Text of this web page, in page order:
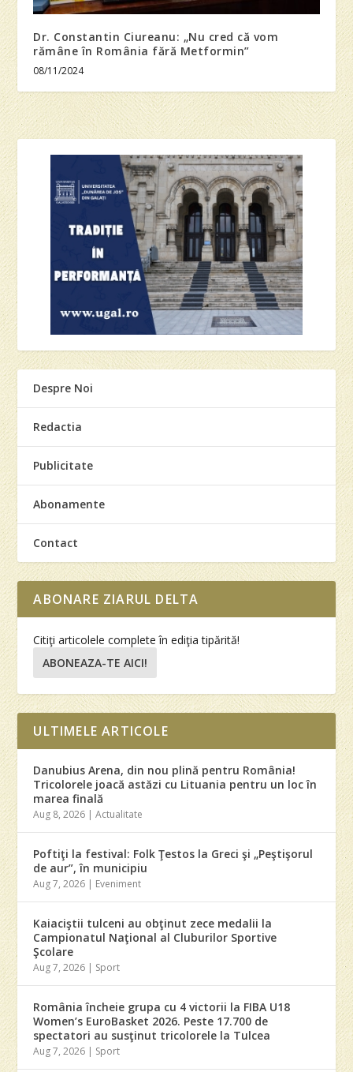
Dr. Constantin Ciureanu: „Nu cred că vom
rămâne în România fără Metformin”
08/11/2024
Despre Noi
Redactia
Publicitate
Abonamente
Contact
ABONARE ZIARUL DELTA
Citiţi articolele complete în ediţia tipărită!
ABONEAZA-TE AICI!
ULTIMELE ARTICOLE
Danubius Arena, din nou plină pentru România!
Tricolorele joacă astăzi cu Lituania pentru un loc în
marea finală
Aug 8, 2026 |Actualitate
Poftiţi la festival: Folk Ţestos la Greci şi „Peştişorul
de aur”, în municipiu
Aug 7, 2026 | Eveniment
Kaiaciştii tulceni au obţinut zece medalii la
Campionatul Naţional al Cluburilor Sportive
Şcolare
Aug 7, 2026 | Sport
România încheie grupa cu 4 victorii la FIBA U18
Women’s EuroBasket 2026. Peste 17.700 de
spectatori au susţinut tricolorele la Tulcea
Aug 7, 2026 | Sport